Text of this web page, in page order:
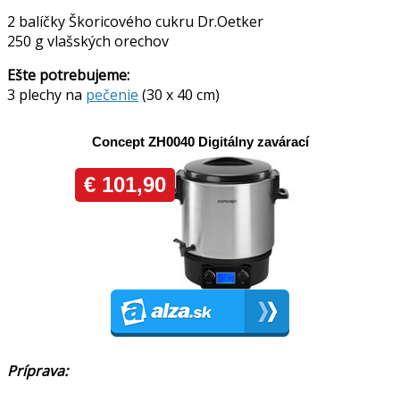
2 balíčky Škoricového cukru Dr.Oetker
250 g vlašských orechov
Ešte potrebujeme:
3 plechy na pečenie (30 x 40 cm)
Príprava: